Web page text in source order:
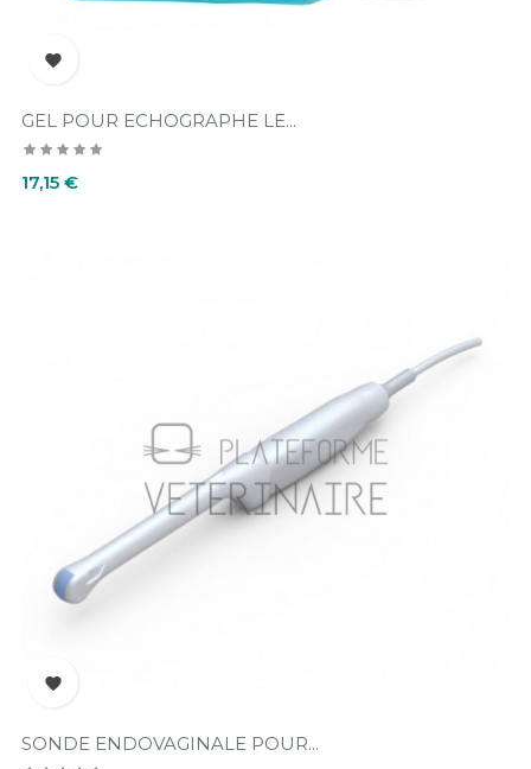

GEL POUR ECHOGRAPHE LE...
Prix
17,15 €

SONDE ENDOVAGINALE POUR...